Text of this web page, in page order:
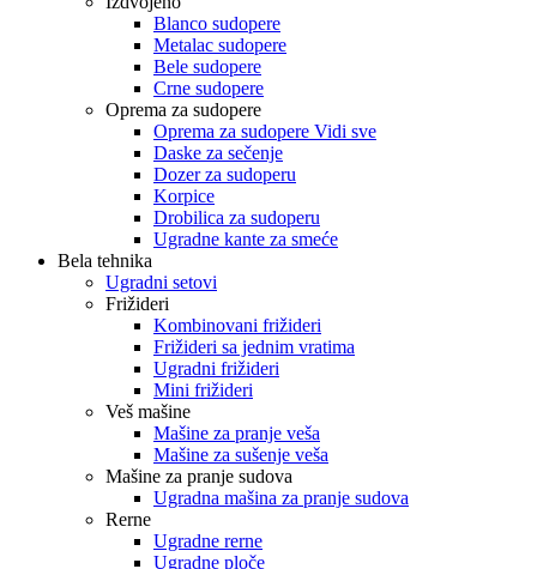
Blanco sudopere
Metalac sudopere
Bele sudopere
Crne sudopere
Oprema za sudopere
Oprema za sudopere Vidi sve
Daske za sečenje
Dozer za sudoperu
Korpice
Drobilica za sudoperu
Ugradne kante za smeće
Bela tehnika
Ugradni setovi
Frižideri
Kombinovani frižideri
Frižideri sa jednim vratima
Ugradni frižideri
Mini frižideri
Veš mašine
Mašine za pranje veša
Mašine za sušenje veša
Mašine za pranje sudova
Ugradna mašina za pranje sudova
Rerne
Ugradne rerne
Ugradne ploče